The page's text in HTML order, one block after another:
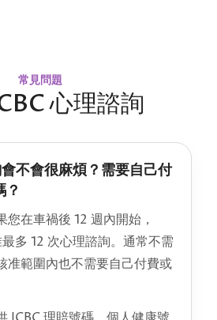
常見問題
心理諮詢
不會很麻煩？需要自己付
？
您在車禍後 12 週內開始，
多 12 次心理諮詢。通常不需
准範圍內也不需要自己付費或